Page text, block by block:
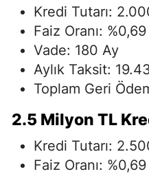
Kredi Tutarı:
Faiz Oranı: %0,69
Vade: 180 Ay
Aylık Taksit:
Toplam Geri
2.5 Milyon TL
Kredi Tutarı:
Faiz Oranı: %0,69